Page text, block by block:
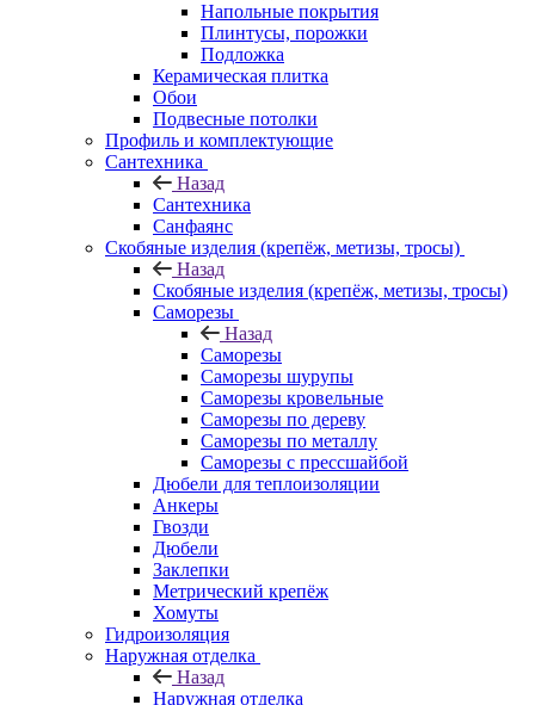
Напольные покрытия
Плинтусы, порожки
Подложка
Керамическая плитка
Обои
Подвесные потолки
Профиль и комплектующие
Сантехника
Назад
Сантехника
Санфаянс
Скобяные изделия (крепёж, метизы, тросы)
Назад
Скобяные изделия (крепёж, метизы, тросы)
Саморезы
Назад
Саморезы
Саморезы шурупы
Саморезы кровельные
Саморезы по дереву
Саморезы по металлу
Саморезы с прессшайбой
Дюбели для теплоизоляции
Анкеры
Гвозди
Дюбели
Заклепки
Метрический крепёж
Хомуты
Гидроизоляция
Наружная отделка
Назад
Наружная отделка